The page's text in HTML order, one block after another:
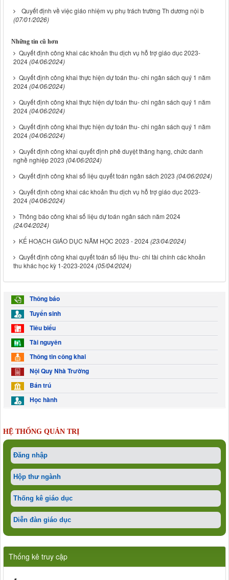
Quyết định về việc giáo nhiệm vụ phụ trách trường Th dương nội b
(07/01/2026)
Những tin cũ hơn
Quyết định công khai các khoản thu dịch vụ hỗ trợ giáo dục 2023-
2024(04/06/2024)
Quyết định công khai thực hiện dự toán thu- chi ngân sách quý 1 năm
2024(04/06/2024)
Quyết định công khai thực hiện dự toán thu- chi ngân sách quý 1 năm
2024(04/06/2024)
Quyết định công khai thực hiện dự toán thu- chi ngân sách quý 1 năm
2024(04/06/2024)
Quyết định công khai quyết định phê duyệt thăng hạng, chức danh
nghề nghiệp 2023 (04/06/2024)
Quyết định công khai số liệu quyết toán ngân sách 2023 (04/06/2024)
Quyết định công khai các khoản thu dịch vụ hỗ trợ giáo dục 2023-
2024(04/06/2024)
Thông báo công khai số liệu dự toán ngân sách năm 2024
(24/04/2024)
KẾ HOẠCH GIÁO DỤC NĂM HỌC 2023 - 2024(23/04/2024)
Quyết định công khai quyết toán số liệu thu- chi tài chính các khoản
thu khác học kỳ 1-2023-2024(05/04/2024)
Thông báo
Tuyển sinh
Tiêu biểu
Tài nguyên
Thông tin công khai
Nội Quy Nhà Trường
Bán trú
Học hành
HỆ THỐNG QUẢN TRỊ
Đăng nhập
Hộp thư ngành
Thống kê giáo dục
Diễn đàn giáo dục
Thống kê truy cập